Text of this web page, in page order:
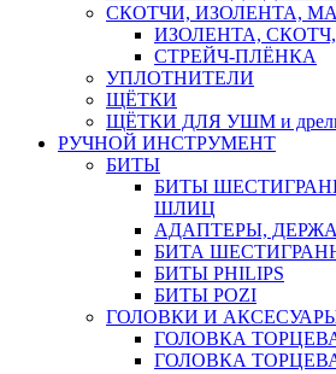
СКОТЧИ, ИЗОЛЕНТА,
ИЗОЛЕНТА,
СТРЕЙЧ-ПЛЁНКА
УПЛОТНИТЕЛИ
ЩЁТКИ
ЩЁТКИ ДЛЯ УШМ и
РУЧНОЙ ИНСТРУМЕНТ
БИТЫ
БИТЫ
ШЛИЦ
АДАПТЕРЫ,
БИТА
БИТЫ PHILIPS
БИТЫ POZI
ГОЛОВКИ И
ГОЛОВКА
ГОЛОВКА